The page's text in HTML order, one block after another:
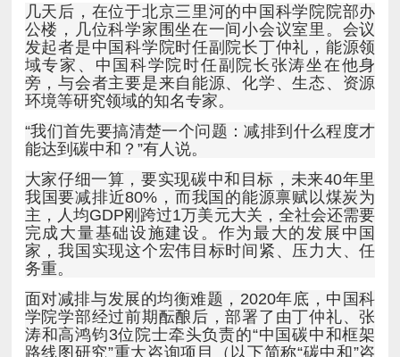
环境等研究领域的知名专家。
能达到碳中和？”有人说。
务重。